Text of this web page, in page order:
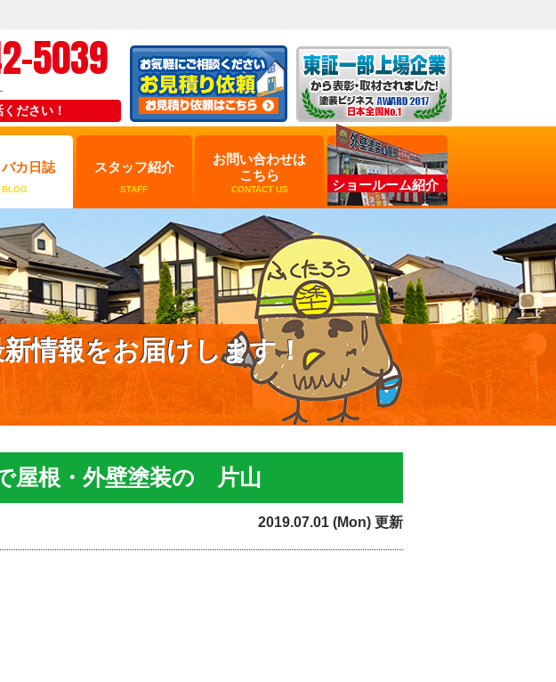
5039
なります
ださい！
カ日誌
BLOG
スタッフ紹介
STAFF
お問い合わせは
こちら
CONTACT US ショールーム紹介
情報をお届けします！
屋根・外壁塗装の 片山
2019.07.01 (Mon) 更新